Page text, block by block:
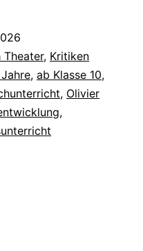
Theater, Kritiken
, ab Klasse 10,
, Olivier
,